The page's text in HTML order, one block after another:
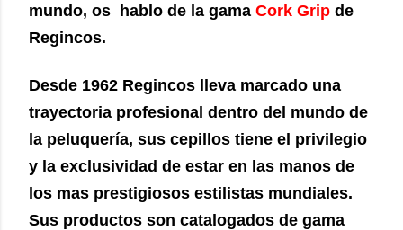
mundo, os hablo de la gama Cork Grip de
Regincos.
Desde 1962 Regincos lleva marcado una
trayectoria profesional dentro del mundo de
la peluquería, sus cepillos tiene el privilegio
y la exclusividad de estar en las manos de
los mas prestigiosos estilistas mundiales.
Sus productos son catalogados de gama